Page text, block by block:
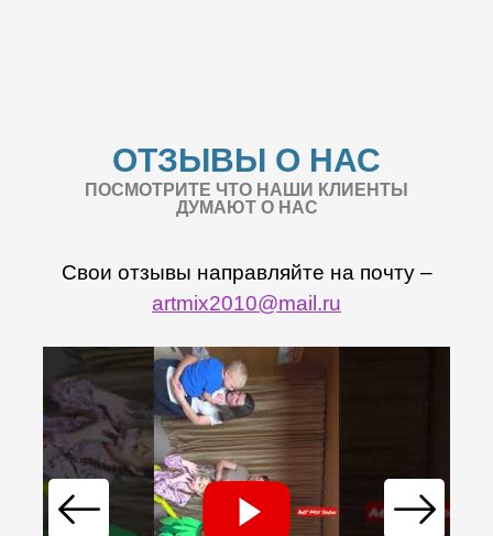
ОТЗЫВЫ О НАС
ПОСМОТРИТЕ ЧТО НАШИ КЛИЕНТЫ
ДУМАЮТ О НАС
Свои отзывы направляйте на почту –
artmix2010@mail.ru